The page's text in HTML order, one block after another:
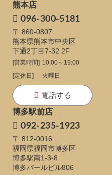
熊本店
096-300-5181
〒 860-0807
熊本県熊本市中央区
下通2丁目7-32 2F
[営業時間] 10:00～19:00
[定休日]
火曜日
電話する
博多駅前店
092-235-1923
〒 812-0016
福岡県福岡市博多区
博多駅南1-3-8
博多パールビル806